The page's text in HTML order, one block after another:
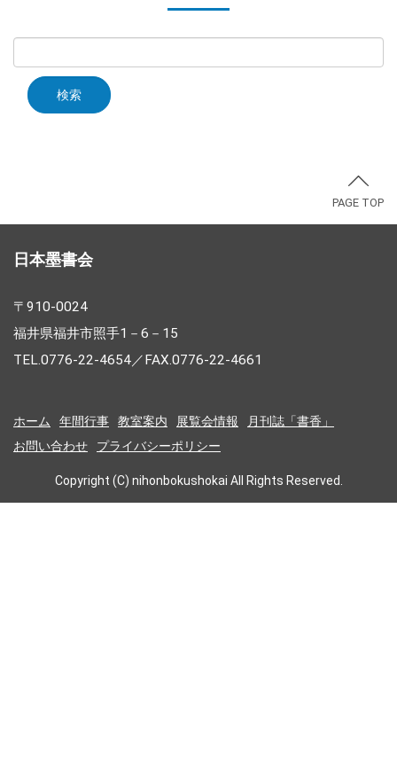
PAGE TOP
日本墨書会
〒910-0024
福井県福井市照手1－6－15
TEL.0776-22-4654／FAX.0776-22-4661
ホーム 年間行事 教室案内 展覧会情報
月刊誌「書香」
お問い合わせ
プライバシーポリシー
Copyright (C) nihonbokushokai All Rights Reserved.